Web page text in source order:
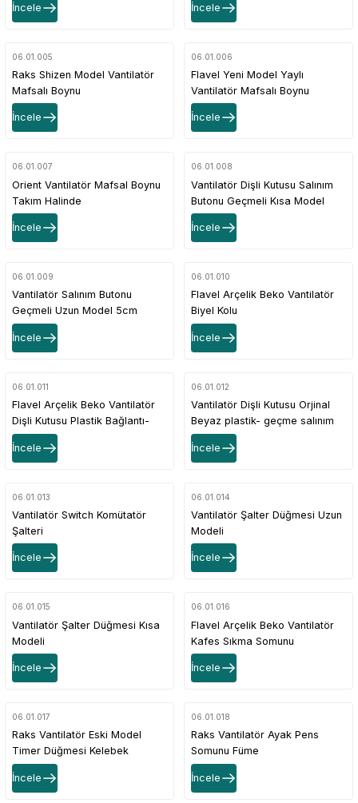
İncele İncele
06.01.005
Raks Shizen Model Vantilatör
Mafsalı Boynu
İncele
06.01.006
Flavel Yeni Model Yaylı
Vantilatör Mafsalı Boynu
İncele
06.01.007
Orient Vantilatör Mafsal Boynu
Takım Halinde
İncele
06.01.008
Vantilatör Dişli Kutusu Salınım
Butonu Geçmeli Kısa Model
4cm
İncele
06.01.009
Vantilatör Salınım Butonu
Geçmeli Uzun Model 5cm
İncele
06.01.010
Flavel Arçelik Beko Vantilatör
Biyel Kolu
İncele
06.01.011
Flavel Arçelik Beko Vantilatör
Dişli Kutusu Plastik Bağlantı-
geçme salınım
İncele
06.01.012
Vantilatör Dişli Kutusu Orjinal
Beyaz plastik- geçme salınım
İncele
06.01.013
Vantilatör Switch Komütatör
Şalteri
İncele
06.01.014
Vantilatör Şalter Düğmesi Uzun
Modeli
İncele
06.01.015
Vantilatör Şalter Düğmesi Kısa
Modeli
İncele
06.01.016
Flavel Arçelik Beko Vantilatör
Kafes Sıkma Somunu
İncele
06.01.017
Raks Vantilatör Eski Model
Timer Düğmesi Kelebek
İncele
06.01.018
Raks Vantilatör Ayak Pens
Somunu Füme
İncele